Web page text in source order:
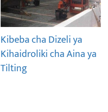
Kibeba cha Dizeli ya
Kihaidroliki cha Aina ya
Tilting